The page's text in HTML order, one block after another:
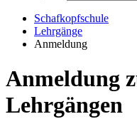
Schafkopfschule
Lehrgänge
Anmeldung
Anmeldung
Lehrgängen